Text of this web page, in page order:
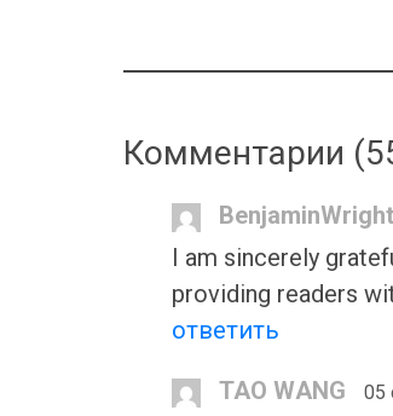
Комментарии (
BenjaminWright
I am sincerely
providing readers
ответить
TAO WANG 05